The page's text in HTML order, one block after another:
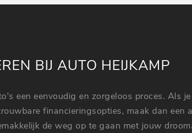
BIJ AUTO HEIJKAMP
een eenvoudig en zorgeloos proces. Als
financieringsopties, maak dan een
de weg op te gaan met jouw